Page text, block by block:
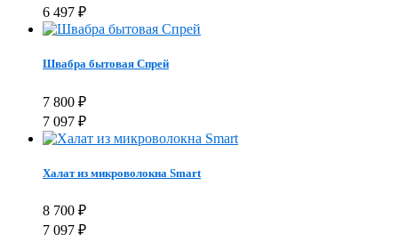
6 497 ₽
Швабра бытовая Спрей
7 800 ₽
7 097 ₽
Халат из микроволокна Smart
8 700 ₽
7 097 ₽